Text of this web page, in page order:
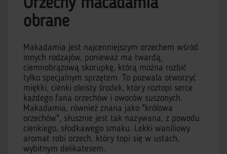
Orzechy macadamia
obrane
Makadamia jest najcenniejszym orzechem wśród
innych rodzajów, ponieważ ma twardą,
ciemnobrązową skorupkę, którą można rozbić
tylko specjalnym sprzętem. To pozwala otworzyć
miękki, cienki oleisty środek, który roztopi serce
każdego fana orzechów i owoców suszonych.
Makadamia, również znana jako "królowa
orzechów", słusznie jest tak nazywana, z powodu
cienkiego, słodkawego smaku. Lekki waniliowy
aromat robi orzech, który topi się w ustach,
wybitnym delikatesem.